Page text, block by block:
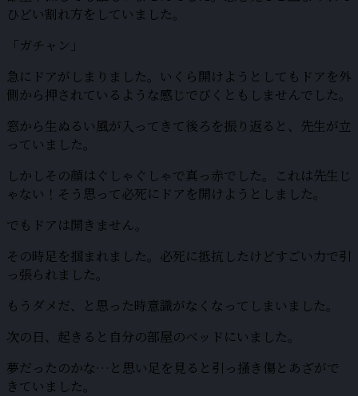
ひどい割れ方をしていました。
「ガチャン」
急にドアがしまりました。いくら開けようとしてもドアを外
側から押されているような感じでびくともしませんでした。
窓から生ぬるい風が入ってきて後ろを振り返ると、先生が立
っていました。
しかしその顔はぐしゃぐしゃで真っ赤でした。これは先生じ
ゃない！そう思って必死にドアを開けようとしました。
でもドアは開きません。
その時足を掴まれました。必死に抵抗したけどすごい力で引
っ張られました。
もうダメだ、と思った時意識がなくなってしまいました。
次の日、起きると自分の部屋のベッドにいました。
夢だったのかな…と思い足を見ると引っ掻き傷とあざがで
きていました。